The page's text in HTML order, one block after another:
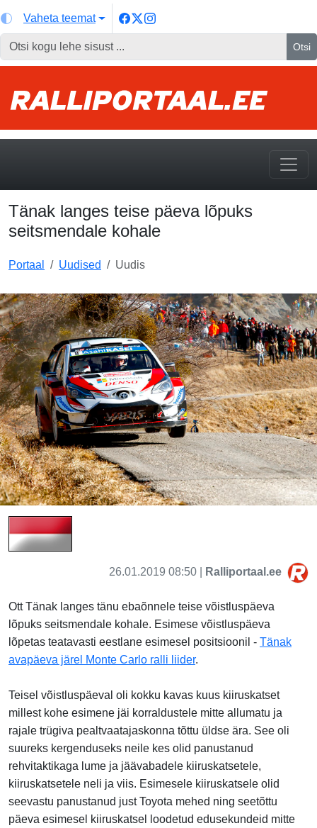
Vaheta teemat
Otsi
Tänak langes teise päeva lõpuks
seitsmendale kohale
Portaal Uudised Uudis
26.01.2019 08:50 | Ralliportaal.ee
Ott Tänak langes tänu ebaõnnele teise võistluspäeva
lõpuks seitsmendale kohale. Esimese võistluspäeva
lõpetas teatavasti eestlane esimesel positsioonil - Tänak
avapäeva järel Monte Carlo ralli liider.
Teisel võistluspäeval oli kokku kavas kuus kiiruskatset
millest kohe esimene jäi korraldustele mitte allumatu ja
rajale trügiva pealtvaatajaskonna tõttu üldse ära. See oli
suureks kergenduseks neile kes olid panustanud
rehvitaktikaga lume ja jäävabadele kiiruskatsetele,
kiiruskatsetele neli ja viis. Esimesele kiiruskatsele olid
seevastu panustanud just Toyota mehed ning seetõttu
päeva esimesel kiiruskatsel loodetud edusekundeid mitte